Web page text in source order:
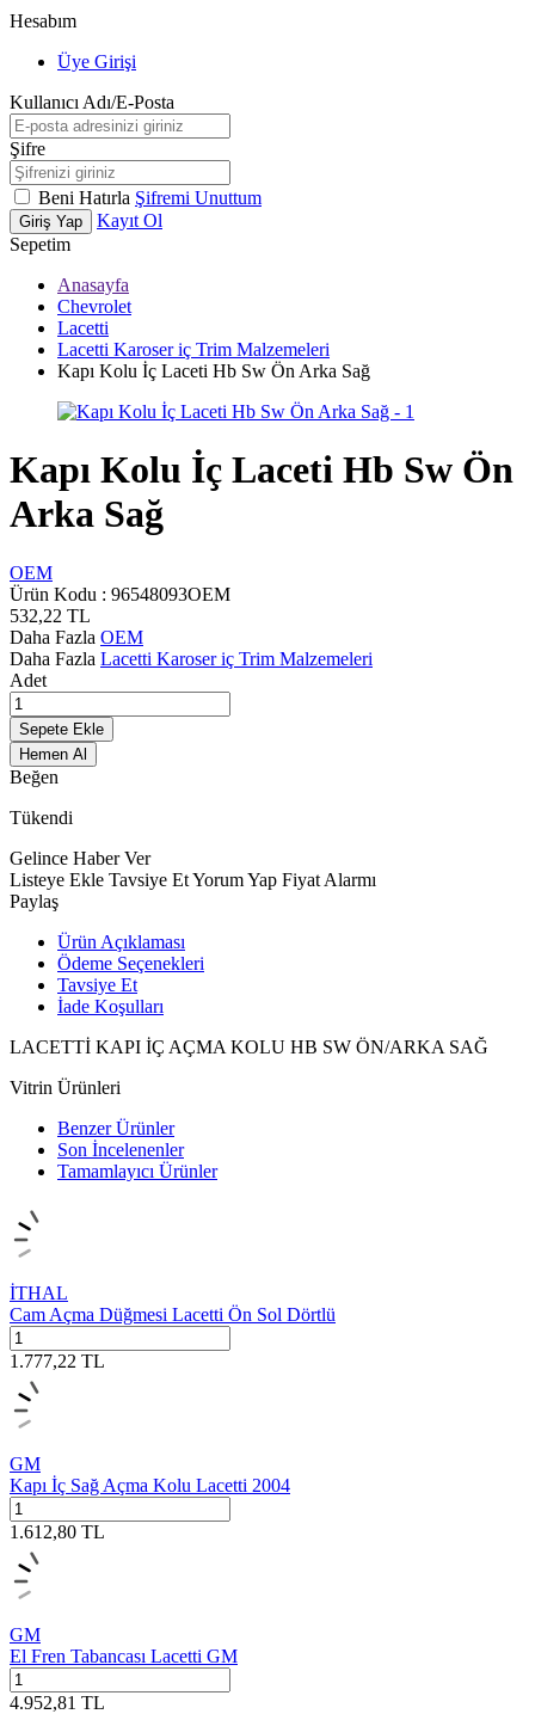
Hesabım
Üye Girişi
Kullanıcı Adı/E-Posta
Şifre
Beni Hatırla Şifremi Unuttum
Giriş Yap
Kayıt Ol
Sepetim
Anasayfa
Chevrolet
Lacetti
Lacetti Karoser iç Trim Malzemeleri
Kapı Kolu İç Laceti Hb Sw Ön Arka Sağ
Kapı Kolu İç Laceti Hb Sw Ön
Arka Sağ
OEM
Ürün Kodu : 96548093OEM
532,22 TL
Daha Fazla OEM
Daha Fazla Lacetti Karoser iç Trim Malzemeleri
Adet
Sepete Ekle
Hemen Al
Beğen
Tükendi
Gelince Haber Ver
Listeye Ekle Tavsiye EtYorum Yap Fiyat Alarmı
Paylaş
Ürün Açıklaması
Ödeme Seçenekleri
Tavsiye Et
İade Koşulları
LACETTİ KAPI İÇ AÇMA KOLU HB SW ÖN/ARKA SAĞ
Vitrin Ürünleri
Benzer Ürünler
Son İncelenenler
Tamamlayıcı Ürünler
İTHAL
Cam Açma Düğmesi Lacetti Ön Sol Dörtlü
1.777,22 TL
GM
Kapı İç Sağ Açma Kolu Lacetti 2004
1.612,80 TL
GM
El Fren Tabancası Lacetti GM
4.952,81 TL